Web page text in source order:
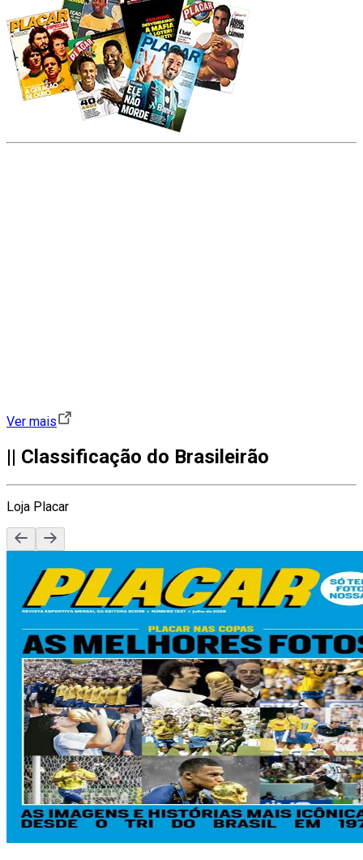
Ver mais
|| Classificação do Brasileirão
Loja Placar